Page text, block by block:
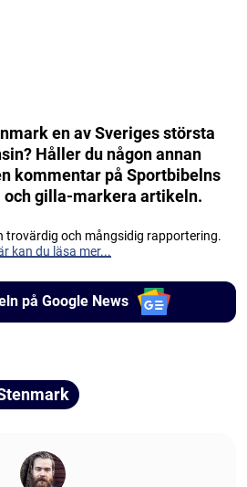
en av Sveriges största
Håller du någon annan
kommentar på Sportbibelns
och gilla-markera artikeln.
trovärdig och mångsidig rapportering.
kan du läsa mer...
på Google News